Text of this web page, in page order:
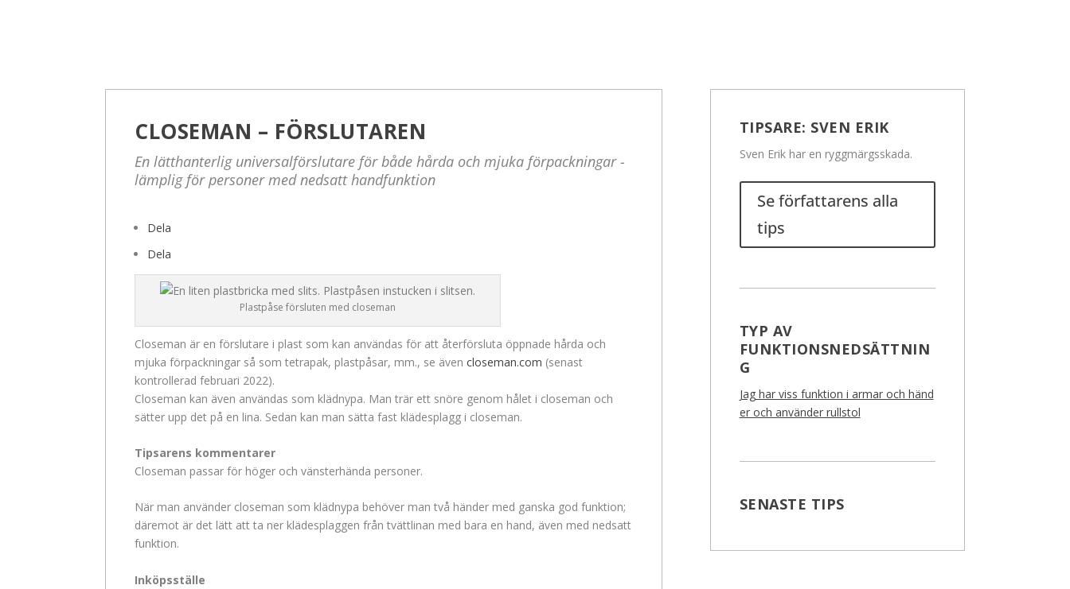
CLOSEMAN – FÖRSLUTAREN
En lätthanterlig universalförslutare för både hårda och mjuka förpackningar -
lämplig för personer med nedsatt handfunktion
Dela
Dela
Plastpåse försluten med closeman
Closeman är en förslutare i plast som kan användas för att återförsluta öppnade hårda och
mjuka förpackningar så som tetrapak, plastpåsar, mm., se även closeman.com (senast
kontrollerad februari 2022).
Closeman kan även användas som klädnypa. Man trär ett snöre genom hålet i closeman och
sätter upp det på en lina. Sedan kan man sätta fast klädesplagg i closeman.
Tipsarens kommentarer
Closeman passar för höger och vänsterhända personer.
När man använder closeman som klädnypa behöver man två händer med ganska god funktion;
däremot är det lätt att ta ner klädesplaggen från tvättlinan med bara en hand, även med nedsatt
funktion.
Inköpsställe
TIPSARE: SVEN ERIK
Sven Erik har en ryggmärgsskada.
Se författarens alla
tips
TYP AV
FUNKTIONSNEDSÄTTNIN
G
Jag har viss funktion i armar och händ
er och använder rullstol
SENASTE TIPS